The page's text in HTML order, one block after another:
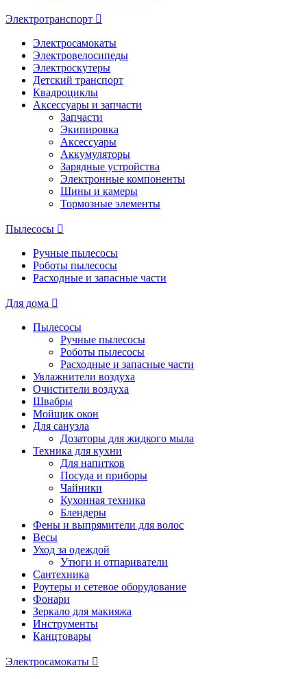
Электротранспорт
Электросамокаты
Электровелосипеды
Электроскутеры
Детский транспорт
Квадроциклы
Аксессуары и запчасти
Запчасти
Экипировка
Аксессуары
Аккумуляторы
Зарядные устройства
Электронные компоненты
Шины и камеры
Тормозные элементы
Пылесосы
Ручные пылесосы
Роботы пылесосы
Расходные и запасные части
Для дома
Пылесосы
Ручные пылесосы
Роботы пылесосы
Расходные и запасные части
Увлажнители воздуха
Очистители воздуха
Швабры
Мойщик окон
Для санузла
Дозаторы для жидкого мыла
Техника для кухни
Для напитков
Посуда и приборы
Чайники
Кухонная техника
Блендеры
Фены и выпрямители для волос
Весы
Уход за одеждой
Утюги и отпариватели
Сантехника
Роутеры и сетевое оборудование
Фонари
Зеркало для макияжа
Инструменты
Канцтовары
Электросамокаты